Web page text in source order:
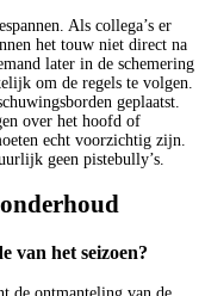
Als collega’s er
het touw niet direct na
later in de schemering
om de regels te volgen.
geplaatst.
over het hoofd of
echt voorzichtig zijn.
geen pistebully’s.
van het seizoen?